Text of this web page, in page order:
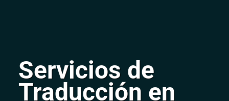
Servicios de
Traducción en